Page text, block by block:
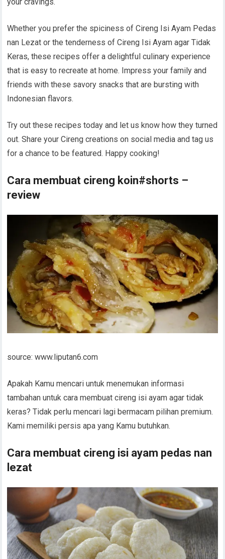
Whether you prefer the spiciness of Cireng Isi Ayam Pedas
nan Lezat or the tenderness of Cireng Isi Ayam agar Tidak
Keras, these recipes offer a delightful culinary experience
that is easy to recreate at home. Impress your family and
friends with these savory snacks that are bursting with
Indonesian flavors.
Try out these recipes today and let us know how they turned
out. Share your Cireng creations on social media and tag us
for a chance to be featured. Happy cooking!
Cara membuat cireng koin#shorts –
review
source: www.liputan6.com
Apakah Kamu mencari untuk menemukan informasi
tambahan untuk cara membuat cireng isi ayam agar tidak
keras? Tidak perlu mencari lagi bermacam pilihan premium.
Kami memiliki persis apa yang Kamu butuhkan.
Cara membuat cireng isi ayam pedas nan
lezat